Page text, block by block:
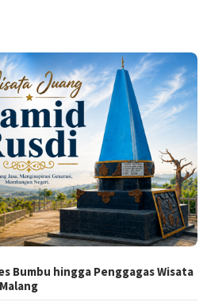
Bumbu hingga Penggagas Wisata